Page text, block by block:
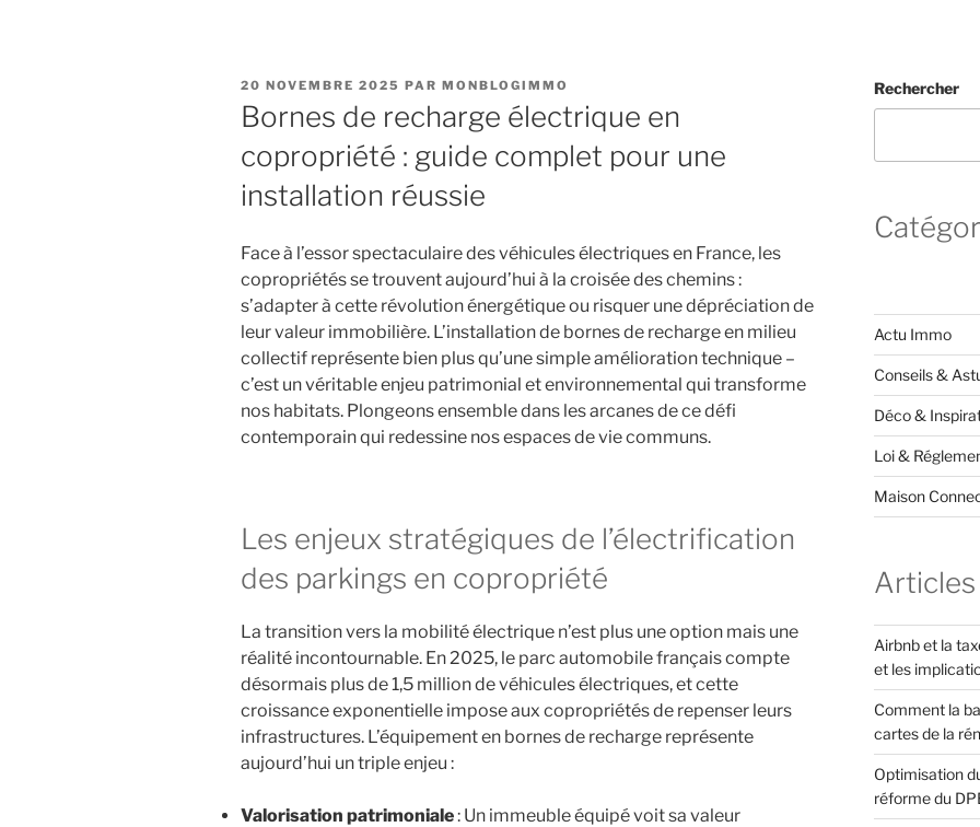
PUBLIÉ
LE
20 NOVEMBRE 2025 PAR MONBLOGIMMO
Bornes de recharge électrique en
copropriété : guide complet pour une
installation réussie
Face à l’essor spectaculaire des véhicules électriques en France, les
copropriétés se trouvent aujourd’hui à la croisée des chemins :
s’adapter à cette révolution énergétique ou risquer une dépréciation de
leur valeur immobilière. L’installation de bornes de recharge en milieu
collectif représente bien plus qu’une simple amélioration technique –
c’est un véritable enjeu patrimonial et environnemental qui transforme
nos habitats. Plongeons ensemble dans les arcanes de ce défi
contemporain qui redessine nos espaces de vie communs.
Les enjeux stratégiques de l’électrification
des parkings en copropriété
La transition vers la mobilité électrique n’est plus une option mais une
réalité incontournable. En 2025, le parc automobile français compte
désormais plus de 1,5 million de véhicules électriques, et cette
croissance exponentielle impose aux copropriétés de repenser leurs
infrastructures. L’équipement en bornes de recharge représente
aujourd’hui un triple enjeu :
Valorisation patrimoniale: Un immeuble équipé voit sa valeur
Rechercher
Actu Immo
Conseils &
Déco &
Loi &
Maison
Airbnb et la
et les
Comment la
cartes de la
Optimisation
réforme du